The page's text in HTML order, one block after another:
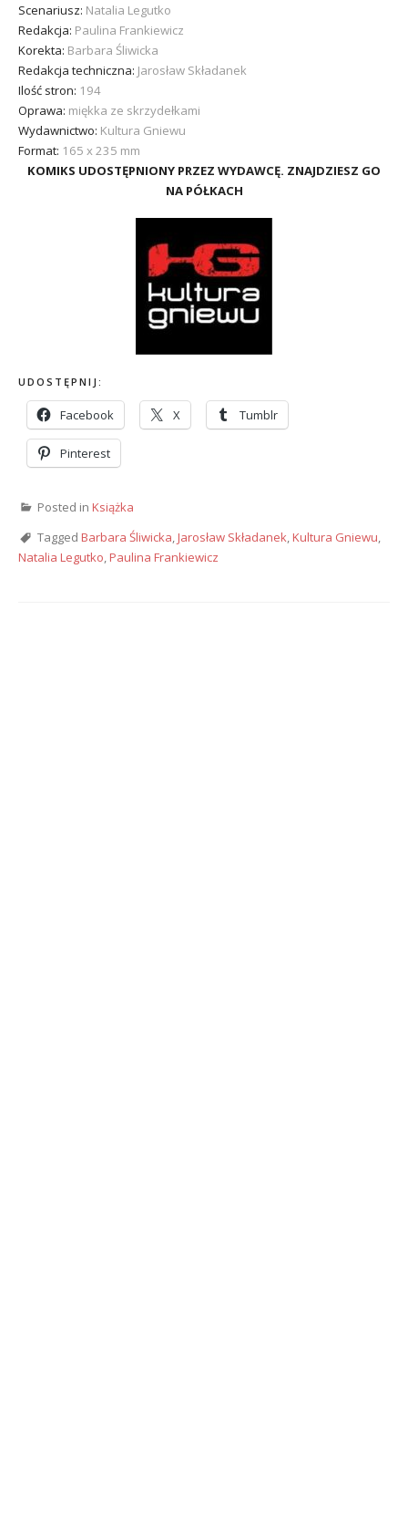
Scenariusz: Natalia Legutko
Redakcja: Paulina Frankiewicz
Korekta: Barbara Śliwicka
Redakcja techniczna: Jarosław Składanek
Ilość stron: 194
Oprawa: miękka ze skrzydełkami
Wydawnictwo: Kultura Gniewu
Format: 165 x 235 mm
KOMIKS UDOSTĘPNIONY PRZEZ WYDAWCĘ. ZNAJDZIESZ GO
NA PÓŁKACH
UDOSTĘPNIJ:
Facebook X Tumblr
Pinterest
Posted in Książka
Tagged Barbara Śliwicka,Jarosław Składanek,Kultura Gniewu,
Natalia Legutko,Paulina Frankiewicz